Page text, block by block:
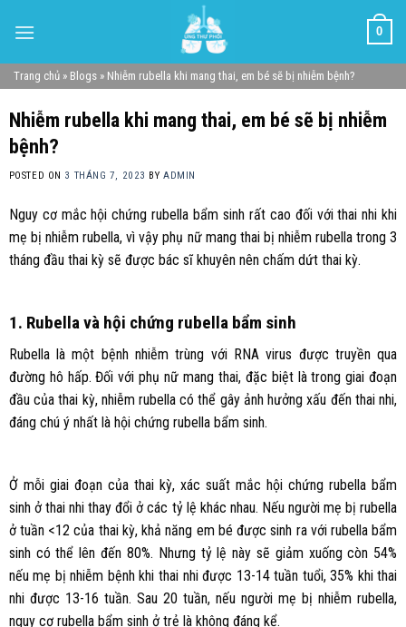
0
Trang chủ » Blogs » Nhiễm rubella khi mang thai, em bé sẽ bị nhiễm bệnh?
Nhiễm rubella khi mang thai, em bé sẽ bị nhiễm
bệnh?
POSTED ON 3 THÁNG 7, 2023 BYADMIN
Nguy cơ mắc hội chứng rubella bẩm sinh rất cao đối với thai nhi khi
mẹ bị nhiễm rubella, vì vậy phụ nữ mang thai bị nhiễm rubella trong 3
tháng đầu thai kỳ sẽ được bác sĩ khuyên nên chấm dứt thai kỳ.
1. Rubella và hội chứng rubella bẩm sinh
Rubella là một bệnh nhiễm trùng với RNA virus được truyền qua
đường hô hấp. Đối với phụ nữ mang thai, đặc biệt là trong giai đoạn
đầu của thai kỳ, nhiễm rubella có thể gây ảnh hưởng xấu đến thai nhi,
đáng chú ý nhất là hội chứng rubella bẩm sinh.
Ở mỗi giai đoạn của thai kỳ, xác suất mắc hội chứng rubella bẩm
sinh ở thai nhi thay đổi ở các tỷ lệ khác nhau. Nếu người mẹ bị rubella
ở tuần <12 của thai kỳ, khả năng em bé được sinh ra với rubella bẩm
sinh có thể lên đến 80%. Nhưng tỷ lệ này sẽ giảm xuống còn 54%
nếu mẹ bị nhiễm bệnh khi thai nhi được 13-14 tuần tuổi, 35% khi thai
nhi được 13-16 tuần. Sau 20 tuần, nếu người mẹ bị nhiễm rubella,
nguy cơ rubella bẩm sinh ở trẻ là không đáng kể.